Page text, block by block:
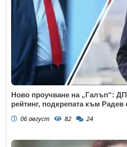
Ново проучване на „Галъп“:
рейтинг, подкрепата към Радев
06 август 82 24